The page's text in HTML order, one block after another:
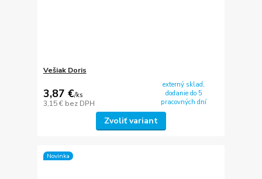
Vešiak Doris
3,87 €/ks
3,15 € bez DPH
externý sklad,
dodanie do 5
pracovných dní
Zvoliť variant
Novinka